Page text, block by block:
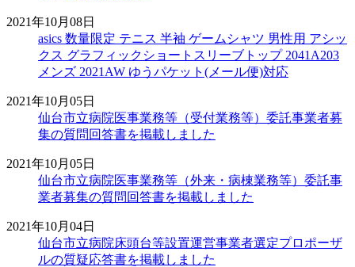
2021年10月08日
asics 数量限定 テニス 半袖 ゲームシャツ 男性用 アシッ
クス グラフィックショートスリーブトップ 2041A203
メンズ 2021AW ゆうパケット(メール便)対応
2021年10月05日
仙台市立病院医事業務等（受付業務等）委託事業者募
集の質問回答書を掲載しました
2021年10月05日
仙台市立病院医事業務等（外来・病棟業務等）委託事
業者募集の質問回答書を掲載しました
2021年10月04日
仙台市立病院床頭台等設置運営事業者選定プロポーザ
ルの質疑応答書を掲載しました